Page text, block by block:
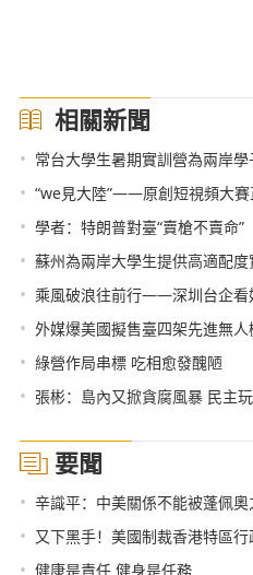
相關新聞
• 常台大學生暑期實訓營為兩岸
• “we見大陸”——原創短視頻大賽
• 學者：特朗普對臺“賣槍不賣命”
• 蘇州為兩岸大學生提供高適配度
• 乘風破浪往前行——深圳台企看
• 外媒爆美國擬售臺四架先進無
• 綠營作局串標 吃相愈發醜陋
• 張彬：島內又掀貪腐風暴 民主
要聞
• 辛識平：中美關係不能被蓬佩奧
• 又下黑手！美國制裁香港特區
• 健康是責任 健身是任務